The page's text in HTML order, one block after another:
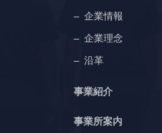
企業情報
企業理念
沿革
事業紹介
事業所案内